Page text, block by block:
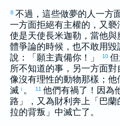
8 不過，這些做夢的人一方
一方面拒絕有主權的，又褻
使是天使長米迦勒 ，當他
體爭論的時候，也不敢用毀
說：「願主責備你！」
10
所不知道的事，另一方面對
像沒有理性的動物那樣；
滅 i 。 11 他們有禍了！因為
路」，又為財利奔上「 巴蘭
拉的背叛」中滅亡了。